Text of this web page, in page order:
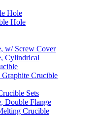
Hole
Hole
w/ Screw Cover
Cylindrical
Crucible
Sets
Double Flange
Crucible